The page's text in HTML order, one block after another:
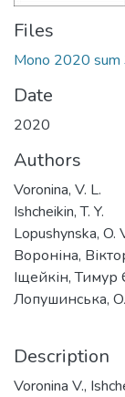
Files
Mono 2020
Date
2020
Authors
Voronina, V. L.
Ishcheikin, T. Y.
Lopushynska, O.
Вороніна,
Іщейкін, Тимур
Лопушинська,
Description
Voronina V.,